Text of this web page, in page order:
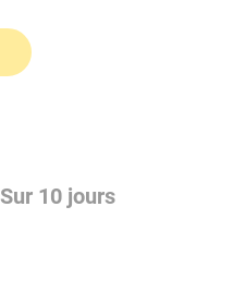
Sur 10 jours